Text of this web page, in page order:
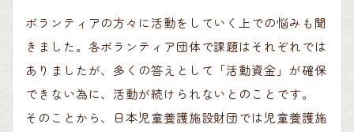
ボランティアの方々に活動をしていく上での悩みも聞
きました。各ボランティア団体で課題はそれぞれでは
ありましたが、多くの答えとして「活動資金」が確保
できない為に、活動が続けられないとのことです。
そのことから、日本児童養護施設財団では児童養護施